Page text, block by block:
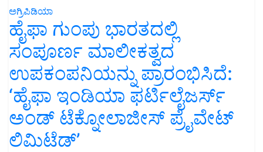
ಅಗ್ರಿಪಿಡಿಯಾ
ಹೈಫಾ ಗುಂಪು ಭಾರತದಲ್ಲಿ
ಸಂಪೂರ್ಣ ಮಾಲೀಕತ್ವದ
ಉಪಕಂಪನಿಯನ್ನು ಪ್ರಾರಂಭಿಸಿದೆ:
‘ಹೈಫಾ ಇಂಡಿಯಾ ಫರ್ಟಿಲೈಜರ್ಸ್
ಅಂಡ್ ಟೆಕ್ನೋಲಾಜೀಸ್ ಪ್ರೈವೇಟ್
ಲಿಮಿಟೆಡ್’